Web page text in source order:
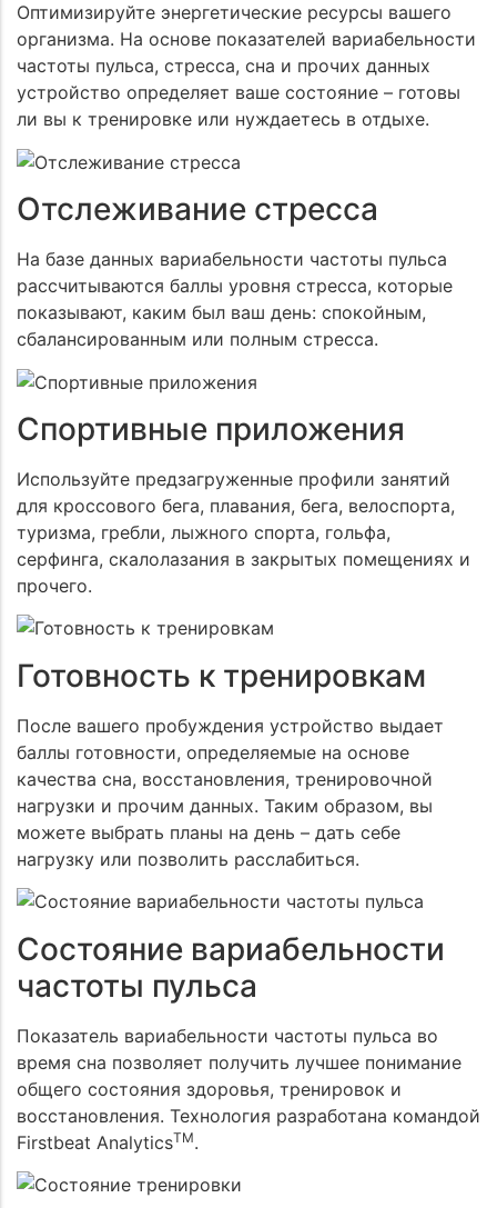
Оптимизируйте энергетические ресурсы вашего
организма. На основе показателей вариабельности
частоты пульса, стресса, сна и прочих данных
устройство определяет ваше состояние – готовы
ли вы к тренировке или нуждаетесь в отдыхе.
Отслеживание стресса
На базе данных вариабельности частоты пульса
рассчитываются баллы уровня стресса, которые
показывают, каким был ваш день: спокойным,
сбалансированным или полным стресса.
Спортивные приложения
Используйте предзагруженные профили занятий
для кроссового бега, плавания, бега, велоспорта,
туризма, гребли, лыжного спорта, гольфа,
серфинга, скалолазания в закрытых помещениях и
прочего.
Готовность к тренировкам
После вашего пробуждения устройство выдает
баллы готовности, определяемые на основе
качества сна, восстановления, тренировочной
нагрузки и прочим данных. Таким образом, вы
можете выбрать планы на день – дать себе
нагрузку или позволить расслабиться.
Состояние вариабельности
частоты пульса
Показатель вариабельности частоты пульса во
время сна позволяет получить лучшее понимание
общего состояния здоровья, тренировок и
восстановления. Технология разработана командой
Firstbeat AnalyticsTM.
Даю согласие на обработку
моих персональных
данных
ОТПРАВИТЬ
ОТПРАВИТЬ
Даю согласие на обработкумоих персональных
данных
ОТПРАВИТЬ